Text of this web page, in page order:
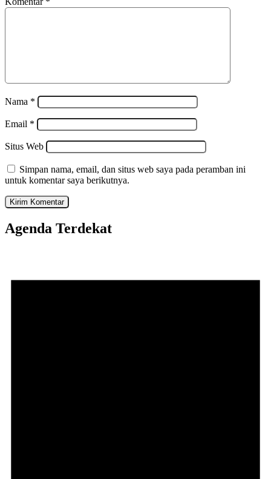
Nama *
Email *
Situs Web
Simpan nama, email, dan situs web saya pada peramban ini
untuk komentar saya berikutnya.
Agenda Terdekat